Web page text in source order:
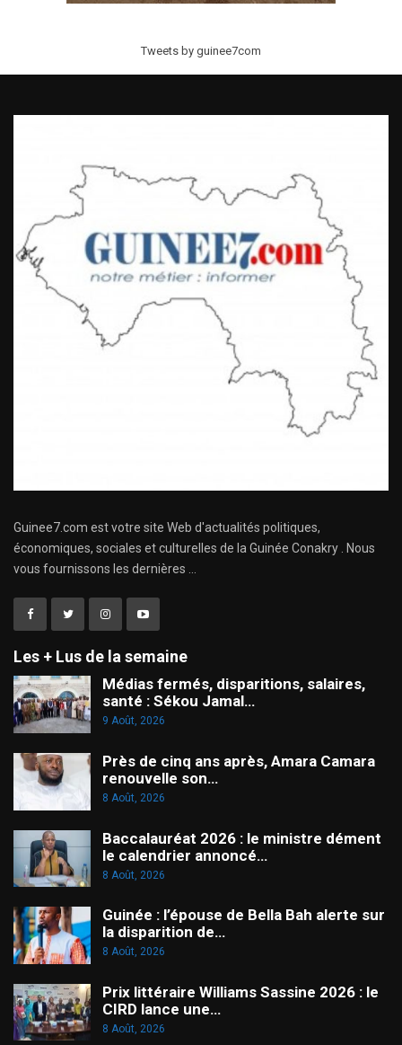
Tweets by guinee7com
Guinee7.com est votre site Web d'actualités politiques,
économiques, sociales et culturelles de la Guinée Conakry . Nous
vous fournissons les dernières ...
Les + Lus de la semaine
Médias fermés, disparitions, salaires,
santé : Sékou Jamal…
9 Août, 2026
Près de cinq ans après, Amara Camara
renouvelle son…
8 Août, 2026
Baccalauréat 2026 : le ministre dément
le calendrier annoncé…
8 Août, 2026
Guinée : l’épouse de Bella Bah alerte sur
la disparition de…
8 Août, 2026
Prix littéraire Williams Sassine 2026 : le
CIRD lance une…
8 Août, 2026